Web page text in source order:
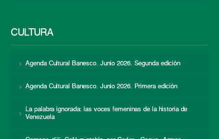
CULTURA
Agenda Cultural Banesco. Junio 2026. Segunda edición
Agenda Cultural Banesco. Junio 2026. Primera edición
La palabra ignorada: las voces femeninas de la historia de
Venezuela